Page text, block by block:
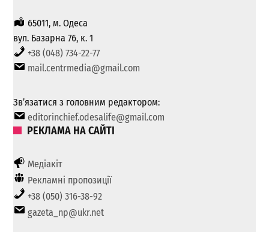
65011, м. Одеса
вул. Базарна 76, к. 1
+38 (048) 734-22-77
mail.centrmedia@gmail.com
Зв’язатися з головним редактором:
editorinchief.odesalife@gmail.com
РЕКЛАМА НА САЙТІ
Медіакіт
Рекламні пропозиції
+38 (050) 316-38-92
gazeta_np@ukr.net